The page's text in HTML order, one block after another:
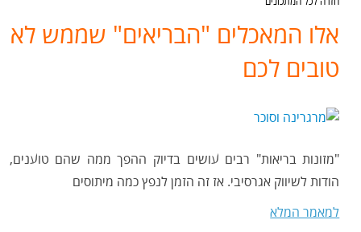
אלו המאכלים "הבריאים" שממש לא
טובים לכם
"מזונות בריאות" רבים עושים בדיוק ההפך ממה שהם טוענים,
הודות לשיווק אגרסיבי. אז זה הזמן לנפץ כמה מיתוסים
למאמר המלא